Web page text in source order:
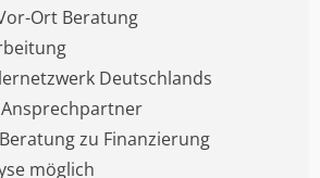
Ort Beratung
Deutschlands
zu Finanzierung
möglich